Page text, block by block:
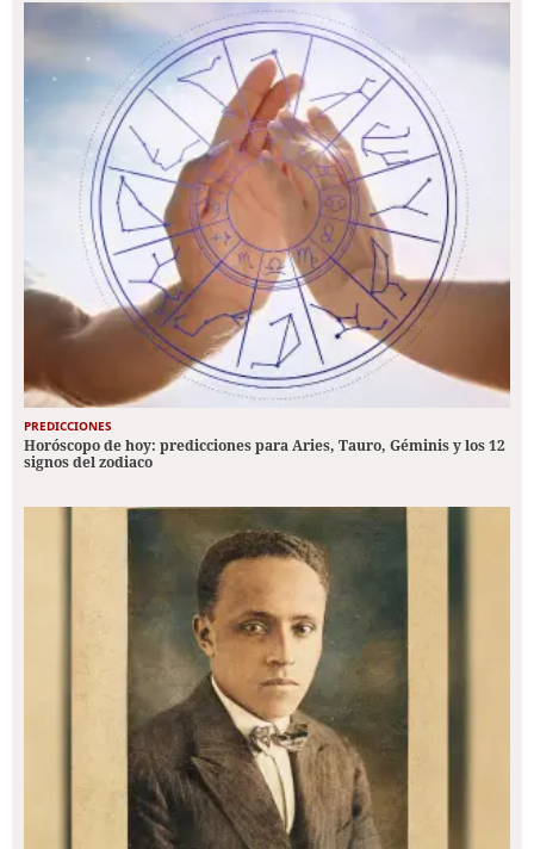
PREDICCIONES
Horóscopo de hoy: predicciones para Aries, Tauro, Géminis y los 12
signos del zodiaco